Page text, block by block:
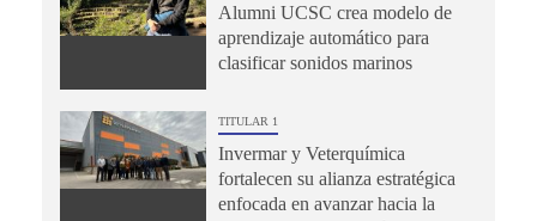
Alumni UCSC crea modelo de
aprendizaje automático para
clasificar sonidos marinos
TITULAR 1
Invermar y Veterquímica
fortalecen su alianza estratégica
enfocada en avanzar hacia la